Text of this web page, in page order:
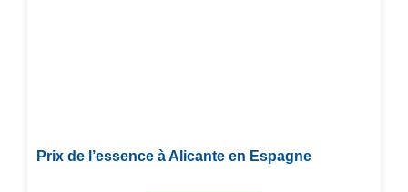
Prix de l’essence à Alicante en Espagne